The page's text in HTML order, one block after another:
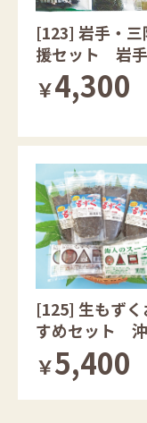
[123] 岩手・三
援セット 岩
￥4,300
[125] 生もずく
すめセット
県産
￥5,400